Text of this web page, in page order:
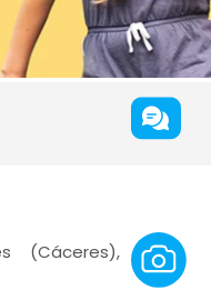
(Cáceres),